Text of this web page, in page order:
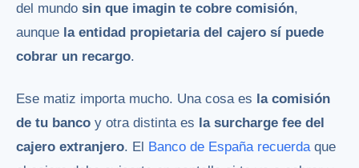
del mundo sin que imagin te cobre comisión,
aunque la entidad propietaria del cajero sí puede
cobrar un recargo.
Ese matiz importa mucho. Una cosa es la comisión
de tu banco y otra distinta es la surcharge fee del
cajero extranjero. El Banco de España recuerdaque